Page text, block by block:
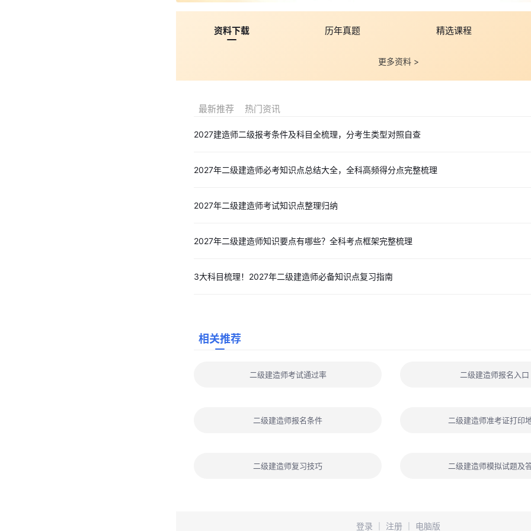
资料下载 历年真题 精选课程
更多资料 >
最新推荐 热门资讯
2027建造师二级报考条件及科目全梳理，分考生类型对照自查
2027年二级建造师必考知识点总结大全，全科高频得分点完整梳理
2027年二级建造师考试知识点整理归纳
2027年二级建造师知识要点有哪些？全科考点框架完整梳理
3大科目梳理！2027年二级建造师必备知识点复习指南
相关推荐
二级建造师考试通过率 二级建造师报名入口
二级建造师报名条件 二级建造师准考证打印
二级建造师复习技巧 二级建造师模拟试题及
登录 注册 电脑版